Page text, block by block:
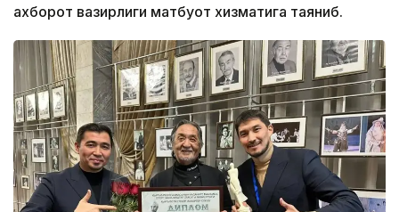
ахборот вазирлиги матбуот хизматига таяниб.